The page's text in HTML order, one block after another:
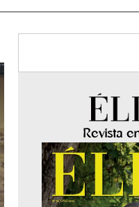
Revista